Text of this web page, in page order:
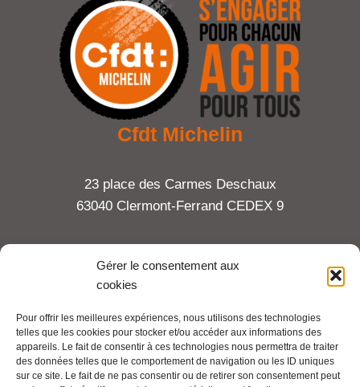
Gérer le consentement aux
cookies
Pour offrir les meilleures expériences, nous utilisons des technologies
telles que les cookies pour stocker et/ou accéder aux informations des
appareils. Le fait de consentir à ces technologies nous permettra de traiter
des données telles que le comportement de navigation ou les ID uniques
sur ce site. Le fait de ne pas consentir ou de retirer son consentement peut
Cfdt Michelin
23 place des Carmes Deschaux
63040 Clermont-Ferrand CEDEX 9
Tel : 06 65 27 23 81
Mentions légales
Pour aller plus loin :